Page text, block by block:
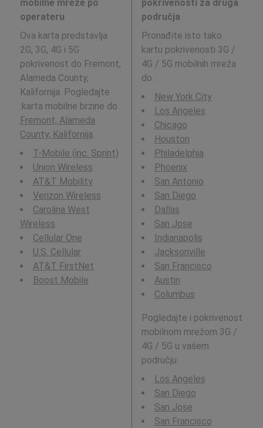
mobilne mreže po
operateru
Ova karta predstavlja
2G, 3G, 4G i 5G
pokrivenost do Fremont,
Alameda County,
Kalifornija. Pogledajte
:karta mobilne brzine do
Fremont, Alameda
County, Kalifornija
T-Mobile (inc. Sprint)
Union Wireless
AT&T Mobility
Verizon Wireless
Carolina West
Wireless
Cellular One
U.S. Cellular
AT&T FirstNet
Boost Mobile
pokrivenosti za druga
područja
Pronađite isto tako
kartu pokrivenosti 3G /
4G / 5G mobilnih mreža
do :
New York City
Los Angeles
Chicago
Houston
Philadelphia
Phoenix
San Antonio
San Diego
Dallas
San Jose
Indianapolis
Jacksonville
San Francisco
Austin
Columbus
Pogledajte i pokrivenost
mobilnom mrežom 3G /
4G / 5G u vašem
području:
Los Angeles
San Diego
San Jose
San Francisco